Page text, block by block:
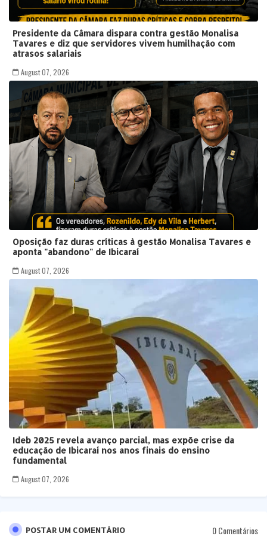
Presidente da Câmara dispara contra gestão Monalisa
Tavares e diz que servidores vivem humilhação com
atrasos salariais
August 07, 2026
Oposição faz duras críticas à gestão Monalisa Tavares e
aponta "abandono" de Ibicaraí
August 07, 2026
Ideb 2025 revela avanço parcial, mas expõe crise da
educação de Ibicaraí nos anos finais do ensino
fundamental
August 07, 2026
POSTAR UM COMENTÁRIO 0 Comentários